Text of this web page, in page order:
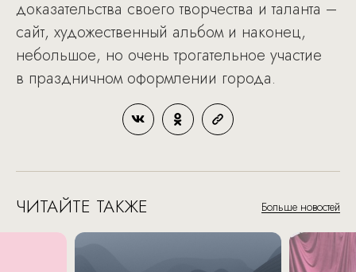
доказательства своего творчества и таланта –
сайт, художественный альбом и наконец,
небольшое, но очень трогательное участие
в праздничном оформлении города.
ЧИТАЙТЕ ТАКЖЕ Больше новостей